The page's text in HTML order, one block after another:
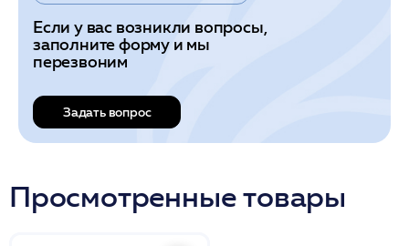
Если у вас возникли вопросы,
заполните форму и мы
перезвоним
Задать вопрос
Просмотренные товары